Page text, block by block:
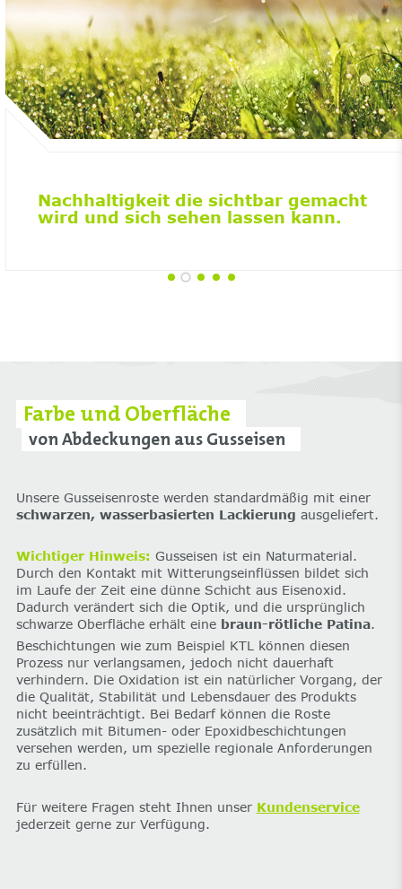
Nachhaltigkeit die sichtbar gemacht
wird und sich sehen lassen kann.
Farbe und Oberfläche
von Abdeckungen aus Gusseisen
Unsere Gusseisenroste werden standardmäßig mit einer
schwarzen, wasserbasierten Lackierung ausgeliefert.
Wichtiger Hinweis: Gusseisen ist ein Naturmaterial.
Durch den Kontakt mit Witterungseinflüssen bildet sich
im Laufe der Zeit eine dünne Schicht aus Eisenoxid.
Dadurch verändert sich die Optik, und die ursprünglich
schwarze Oberfläche erhält eine braun-rötliche Patina.
Beschichtungen wie zum Beispiel KTL können diesen
Prozess nur verlangsamen, jedoch nicht dauerhaft
verhindern. Die Oxidation ist ein natürlicher Vorgang, der
die Qualität, Stabilität und Lebensdauer des Produkts
nicht beeinträchtigt. Bei Bedarf können die Roste
zusätzlich mit Bitumen- oder Epoxidbeschichtungen
versehen werden, um spezielle regionale Anforderungen
zu erfüllen.
Für weitere Fragen steht Ihnen unser Kundenservice
jederzeit gerne zur Verfügung.